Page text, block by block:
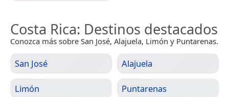
Costa Rica: Destinos destacados
Conozca más sobre San José, Alajuela, Limón y Puntarenas.
San José Alajuela
Limón Puntarenas